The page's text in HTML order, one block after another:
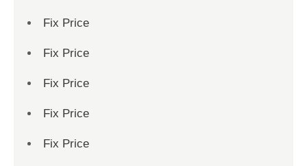
Fix Price
Fix Price
Fix Price
Fix Price
Fix Price